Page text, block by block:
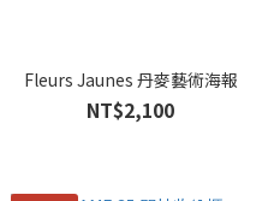
Fleurs Jaunes 丹麥藝術海報
NT$2,100